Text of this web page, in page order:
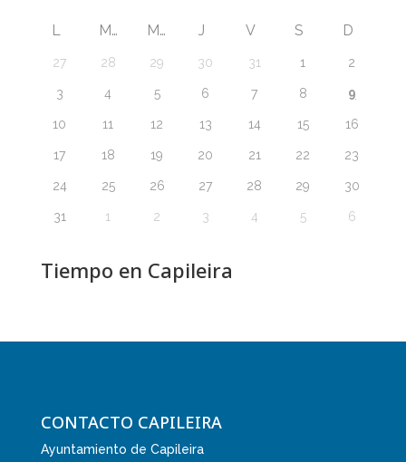
L M M J V S D
27 28 29 30 31 1 2
3 4 5 6 7 8 9
10 11 12 13 14 15 16
17 18 19 20 21 22 23
24 25 26 27 28 29 30
31 1 2 3 4 5 6
Tiempo en Capileira
CONTACTO CAPILEIRA
Ayuntamiento de Capileira